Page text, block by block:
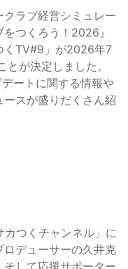
ラブ経営シミュレー
つくろう！2026』
くTV#9」が2026年7
が決定しました。
ートに関する情報や
スが盛りだくさん紹
つくチャンネル」に
デューサーの久井克